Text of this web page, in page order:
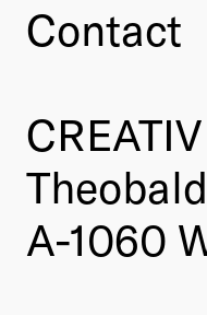
Contact
A-1060